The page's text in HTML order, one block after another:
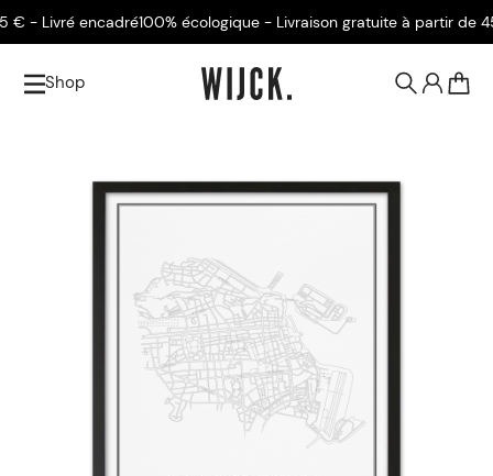
Livré encadré100% écologique - Livraison gratuite à partir de 45
Shop